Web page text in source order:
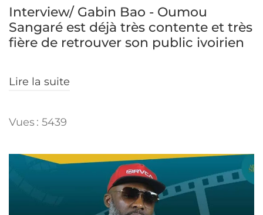
Interview/ Gabin Bao - Oumou
Sangaré est déjà très contente et très
fière de retrouver son public ivoirien
Lire la suite
Vues : 5439